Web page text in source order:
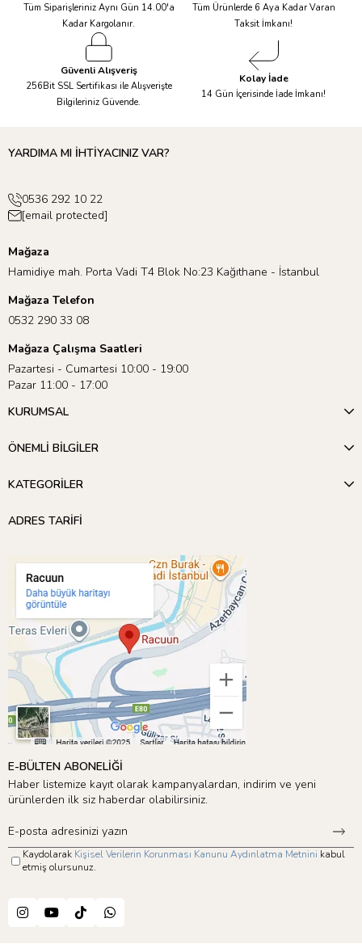
Tüm Siparişleriniz Aynı Gün 14.00'a
Kadar Kargolanır.
Tüm Ürünlerde 6 Aya Kadar Varan
Taksit İmkanı!
Güvenli Alışveriş
256Bit SSL Sertifikası ile Alışverişte
Bilgileriniz Güvende.
Kolay İade
14 Gün İçerisinde İade İmkanı!
YARDIMA MI İHTİYACINIZ VAR?
0536 292 10 22
[email protected]
Mağaza
Hamidiye mah. Porta Vadi T4 Blok No:23 Kağıthane - İstanbul
Mağaza Telefon
0532 290 33 08
Mağaza Çalışma Saatleri
Pazartesi - Cumartesi 10:00 - 19:00
Pazar 11:00 - 17:00
KURUMSAL
ÖNEMLİ BİLGİLER
KATEGORİLER
ADRES TARİFİ
E-BÜLTEN ABONELİĞİ
Haber listemize kayıt olarak kampanyalardan, indirim ve yeni
ürünlerden ilk siz haberdar olabilirsiniz.
Kaydolarak Kişisel Verilerin Korunması Kanunu Aydınlatma Metnini kabul
etmiş olursunuz.